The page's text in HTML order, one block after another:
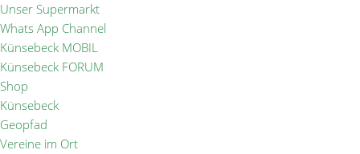
Unser Supermarkt
Whats App Channel
Künsebeck MOBIL
Künsebeck FORUM
Shop
Künsebeck
Geopfad
Vereine im Ort